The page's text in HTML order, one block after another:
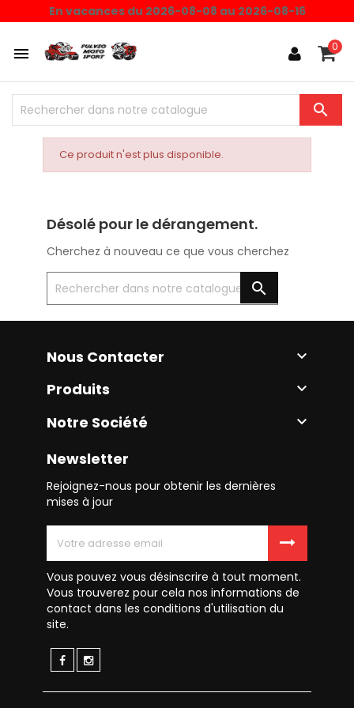
En vacances du 2026-08-08 au 2026-08-16
 0

Ce produit n'est plus disponible.
Désolé pour le dérangement.
Cherchez à nouveau ce que vous cherchez

Nous Contacter 
Produits 
Notre Société 
Newsletter
Rejoignez-nous pour obtenir les dernières
mises à jour
Vous pouvez vous désinscrire à tout moment.
Vous trouverez pour cela nos informations de
contact dans les conditions d'utilisation du
site.